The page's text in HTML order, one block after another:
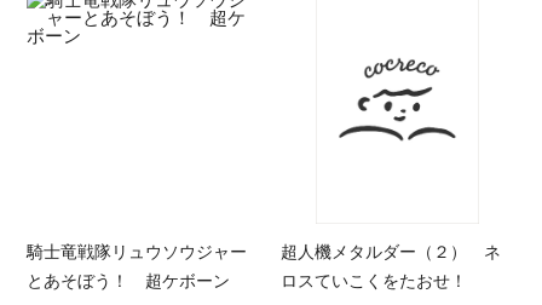
騎士竜戦隊リュウソウジャー
とあそぼう！ 超ケボーン
超人機メタルダー（２） ネ
ロスていこくをたおせ！